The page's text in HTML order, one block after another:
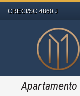
CRECI/SC 4860 J